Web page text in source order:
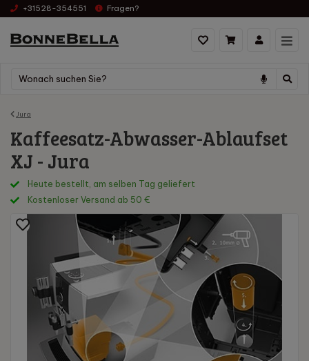
+31528-354551 Fragen?
Jura
Kaffeesatz-Abwasser-Ablaufset
XJ - Jura
Heute bestellt, am selben Tag geliefert
Kostenloser Versand ab 50 €